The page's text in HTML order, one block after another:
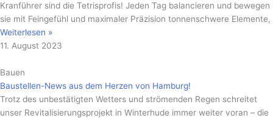
Kranführer sind die Tetrisprofis! Jeden Tag balancieren und bewegen
sie mit Feingefühl und maximaler Präzision tonnenschwere Elemente,
Weiterlesen »
11. August 2023
Bauen
Baustellen-News aus dem Herzen von Hamburg!
Trotz des unbestätigten Wetters und strömenden Regen schreitet
unser Revitalisierungsprojekt in Winterhude immer weiter voran – die